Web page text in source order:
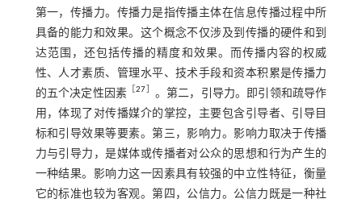
第一，传播力。传播力是指传播主体在信息传播过程中所
具备的能力和效果。这个概念不仅涉及到传播的硬件和到
达范围，还包括传播的精度和效果。而传播内容的权威
性、人才素质、管理水平、技术手段和资本积累是传播力
的五个决定性因素 ［27］ 。第二，引导力。即引领和疏导作
用，体现了对传播媒介的掌控，主要包含引导者、引导目
标和引导效果等要素。第三，影响力。影响力取决于传播
力与引导力，是媒体或传播者对公众的思想和行为产生的
一种结果。影响力这一因素具有较强的中立性特征，衡量
它的标准也较为客观。第四，公信力。公信力既是一种社